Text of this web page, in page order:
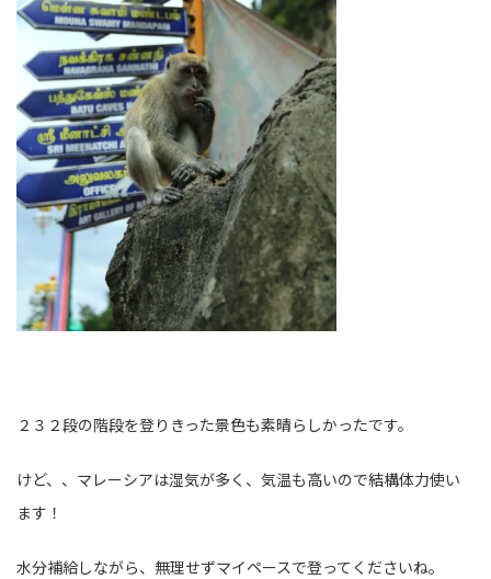
２３２段の階段を登りきった景色も素晴らしかったです。
けど、、マレーシアは湿気が多く、気温も高いので結構体力使い
ます！
水分補給しながら、無理せずマイペースで登ってくださいね。